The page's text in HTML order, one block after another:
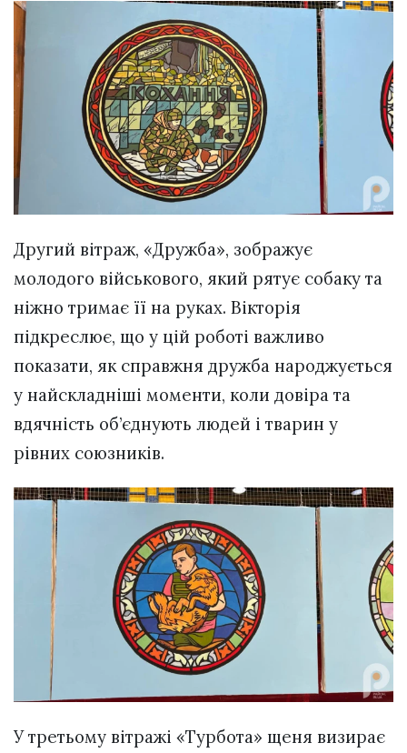
Другий вітраж, «Дружба», зображує
молодого військового, який рятує собаку та
ніжно тримає її на руках. Вікторія
підкреслює, що у цій роботі важливо
показати, як справжня дружба народжується
у найскладніші моменти, коли довіра та
вдячність об’єднують людей і тварин у
рівних союзників.
У третьому вітражі «Турбота» щеня визирає